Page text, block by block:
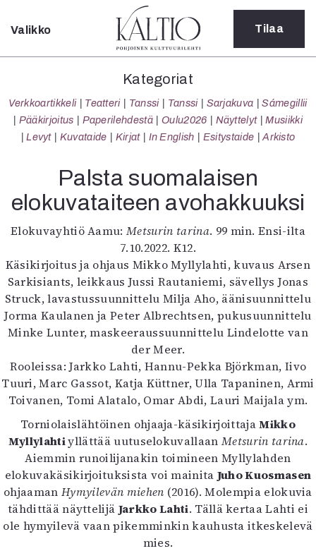
Sulje
Kategoriat
Verkkoartikkeli
Teatteri
Tanssi
Sámegillii
Pääkirjoitus
Oulu2026
Näyttelyt
Musiikki
Levyt
Kuvataide
Kirjat
In English
Esitystaide
Arkisto
Lehdet
4/2026
2–3/2026
1/2026
6/2025
5/2025 saame
5/2025
Lehtiarkisto
Valikko Tilaa
Kategoriat
Verkkoartikkeli Teatteri Tanssi Tanssi Sarjakuva
Sámegillii
Pääkirjoitus
Paperilehdestä Oulu2026 Näyttelyt
Musiikki
Levyt
Kuvataide Kirjat In English Esitystaide Arkisto
Palsta suomalaisen
elokuvataiteen avohakkuuksi
Elokuvayhtiö Aamu:Metsurin tarina. 99 min. Ensi-ilta
7.10.2022. K12.
Käsikirjoitus ja ohjaus Mikko Myllylahti, kuvaus Arsen
Sarkisiants, leikkaus Jussi Rautaniemi, sävellys Jonas
Struck, lavastussuunnittelu Milja Aho, äänisuunnittelu
Jorma Kaulanen ja Peter Albrechtsen, pukusuunnittelu
Minke Lunter, maskeeraussuunnittelu Lindelotte van
der Meer.
Rooleissa: Jarkko Lahti, Hannu-Pekka Björkman, Iivo
Tuuri, Marc Gassot, Katja Küttner, Ulla Tapaninen, Armi
Toivanen, Tomi Alatalo, Omar Abdi, Lauri Maijala ym.
Torniolaislähtöinen ohjaaja-käsikirjoittajaMikko
Myllylahtiyllättää uutuselokuvallaanMetsurin tarina.
Aiemmin runoilijanakin toimineen Myllylahden
elokuvakäsikirjoituksista voi mainita Juho Kuosmasen
ohjaamanHymyilevän miehen (2016). Molempia elokuvia
tähdittää näyttelijä Jarkko Lahti. Tällä kertaa Lahti ei
ole hymyilevä vaan pikemminkin kauhusta itkeskelevä
mies.